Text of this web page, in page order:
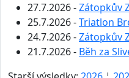
27.7.2026 -Zátopkův
25.7.2026 -Triatlon
24.7.2026 -Zátopkův
21.7.2026 - Běh za